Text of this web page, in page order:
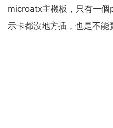
microatx主機板，只有一
示卡都沒地方插，也是不能